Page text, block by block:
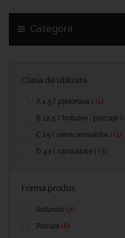
Categorii
Clasa de utilizare
A 1,5 ( pietonale ) (1)
B 12,5 ( trotuare , parcaje )
C 25 ( semicarosabile ) (1)
D 40 ( carosabile ) (3)
Forma produs
Rotunde (2)
Patrate (6)